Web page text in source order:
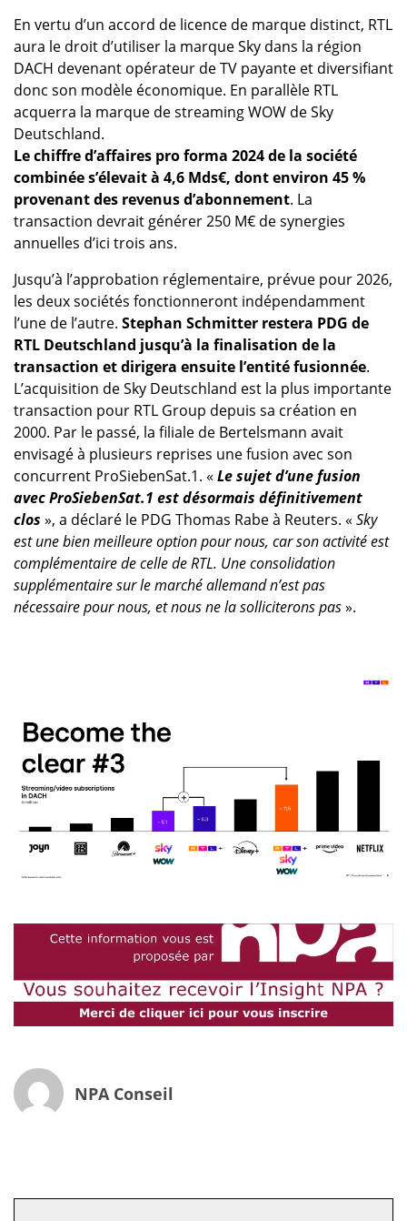
En vertu d’un accord de licence de marque distinct, RTL
aura le droit d’utiliser la marque Sky dans la région
DACH devenant opérateur de TV payante et diversifiant
donc son modèle économique. En parallèle RTL
acquerra la marque de streaming WOW de Sky
Deutschland.
Le chiffre d’affaires pro forma 2024 de la société
combinée s’élevait à 4,6 Mds€, dont environ 45 %
provenant des revenus d’abonnement. La
transaction devrait générer 250 M€ de synergies
annuelles d’ici trois ans.
Jusqu’à l’approbation réglementaire, prévue pour 2026,
les deux sociétés fonctionneront indépendamment
l’une de l’autre. Stephan Schmitter restera PDG de
RTL Deutschland jusqu’à la finalisation de la
transaction et dirigera ensuite l’entité fusionnée.
L’acquisition de Sky Deutschland est la plus importante
transaction pour RTL Group depuis sa création en
2000. Par le passé, la filiale de Bertelsmann avait
envisagé à plusieurs reprises une fusion avec son
concurrent ProSiebenSat.1. « Le sujet d’une fusion
avec ProSiebenSat.1 est désormais définitivement
clos », a déclaré le PDG Thomas Rabe à Reuters. « Sky
est une bien meilleure option pour nous, car son activité est
complémentaire de celle de RTL. Une consolidation
supplémentaire sur le marché allemand n’est pas
nécessaire pour nous, et nous ne la solliciterons pas».
NPA Conseil